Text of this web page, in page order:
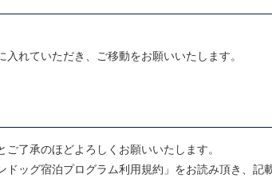
れていただき、ご移動をお願いいたします。
了承のほどよろしくお願いいたします。
ドッグ宿泊プログラム利用規約」をお読み頂き、